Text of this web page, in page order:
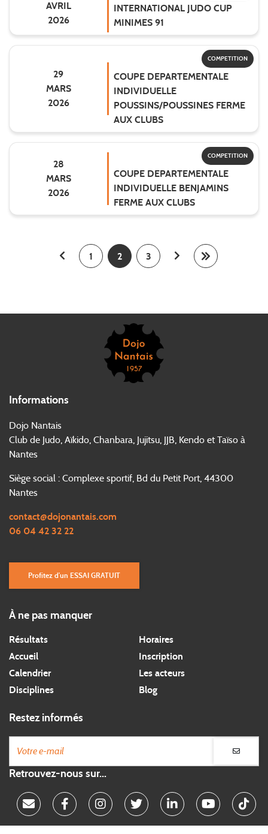
AVRIL
2026
INTERNATIONAL JUDO CUP
MINIMES 91
29
MARS
2026
COMPETITION
COUPE DEPARTEMENTALE
INDIVIDUELLE
POUSSINS/POUSSINES FERME
AUX CLUBS
28
MARS
2026
COMPETITION
COUPE DEPARTEMENTALE
INDIVIDUELLE BENJAMINS
FERME AUX CLUBS
1 2 3
Informations
Dojo Nantais
Club de Judo, Aïkido, Chanbara, Jujitsu, JJB, Kendo et Taïso à
Nantes
Siège social : Complexe sportif, Bd du Petit Port, 44300
Nantes
contact@dojonantais.com
06 04 42 32 22
Profitez d'un ESSAI GRATUIT
À ne pas manquer
Résultats
Accueil
Calendrier
Disciplines
Horaires
Inscription
Les acteurs
Blog
Restez informés
Retrouvez-nous sur...